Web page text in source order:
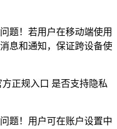
题！若用户在移动端使用
息和通知，保证跨设备使
正规入口 是否支持隐私
题！用户可在账户设置中